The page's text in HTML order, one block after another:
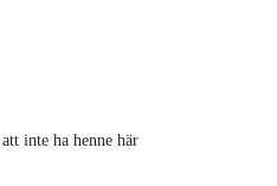
inte ha henne här